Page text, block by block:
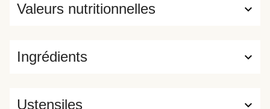
Ingrédients
Valeurs nutritionnelles
Ustensiles